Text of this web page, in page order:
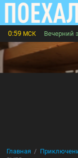
0:59 МСК Вечерний
Главная